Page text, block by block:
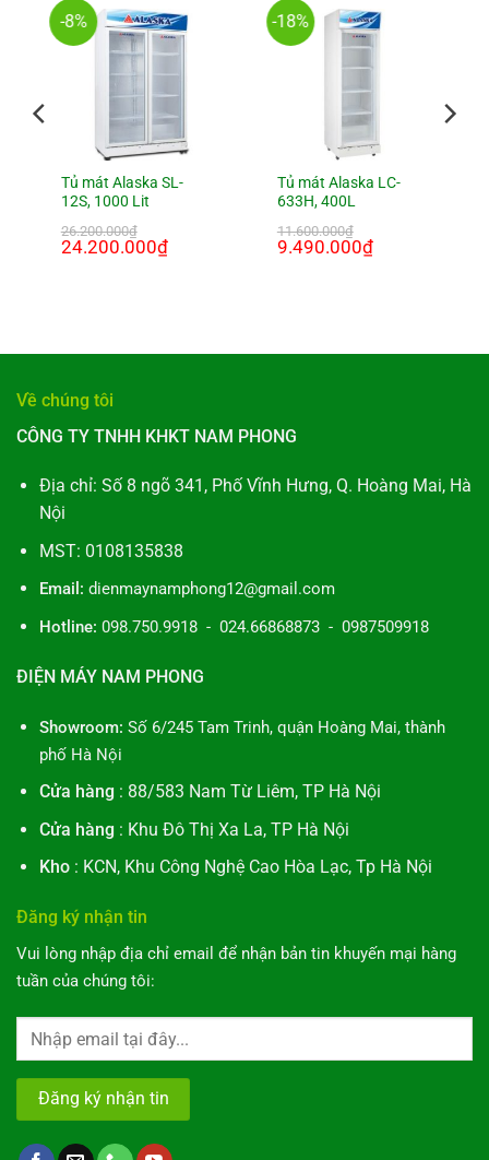
-8%
Tủ mát Alaska SL-
12S, 1000 Lit
26.200.000₫
Giá
gốc
24.200.000₫Giá
hiện
-18%
Tủ mát Alaska LC-
633H, 400L
11.600.000₫
Giá
gốc
9.490.000₫Giá
hiện
Về chúng tôi
CÔNG TY TNHH KHKT NAM PHONG
Địa chỉ: Số 8 ngõ 341, Phố Vĩnh Hưng, Q. Hoàng Mai, Hà
Nội
MST: 0108135838
Email: dienmaynamphong12@gmail.com
Hotline: 098.750.9918 - 024.66868873 - 0987509918
ĐIỆN MÁY NAM PHONG
Showroom: Số 6/245 Tam Trinh, quận Hoàng Mai, thành
phố Hà Nội
Cửa hàng : 88/583 Nam Từ Liêm, TP Hà Nội
Cửa hàng : Khu Đô Thị Xa La, TP Hà Nội
Kho: KCN, Khu Công Nghệ Cao Hòa Lạc, Tp Hà Nội
Đăng ký nhận tin
Vui lòng nhập địa chỉ email để nhận bản tin khuyến mại hàng
tuần của chúng tôi: